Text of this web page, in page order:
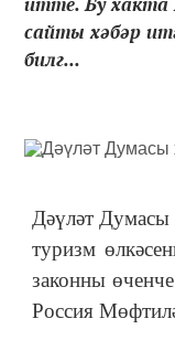
сайты хәбәр
билг...
Дәүләт
туризм
законны
Россия